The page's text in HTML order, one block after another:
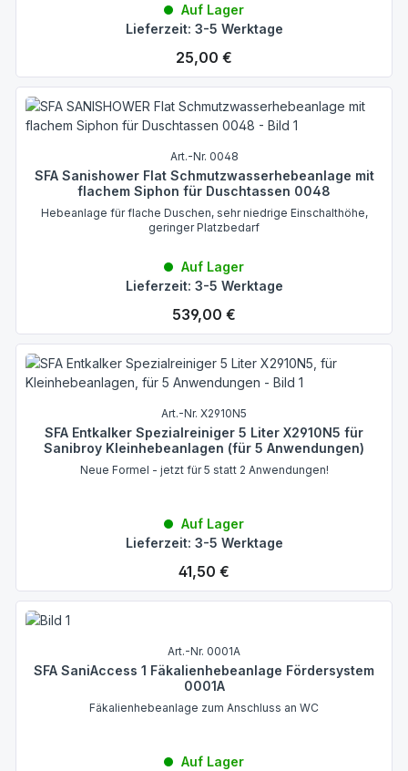
Auf Lager
Lieferzeit: 3-5 Werktage
Regulärer Preis:
25,00 €
Art.-Nr. 0048
SFA Sanishower Flat Schmutzwasserhebeanlage mit
flachem Siphon für Duschtassen 0048
Hebeanlage für flache Duschen, sehr niedrige Einschalthöhe,
geringer Platzbedarf
Auf Lager
Lieferzeit: 3-5 Werktage
Regulärer Preis:
539,00 €
Art.-Nr. X2910N5
SFA Entkalker Spezialreiniger 5 Liter X2910N5 für
Sanibroy Kleinhebeanlagen (für 5 Anwendungen)
Neue Formel - jetzt für 5 statt 2 Anwendungen!
Auf Lager
Lieferzeit: 3-5 Werktage
Regulärer Preis:
41,50 €
Art.-Nr. 0001A
SFA SaniAccess 1 Fäkalienhebeanlage Fördersystem
0001A
Fäkalienhebeanlage zum Anschluss an WC
Auf Lager